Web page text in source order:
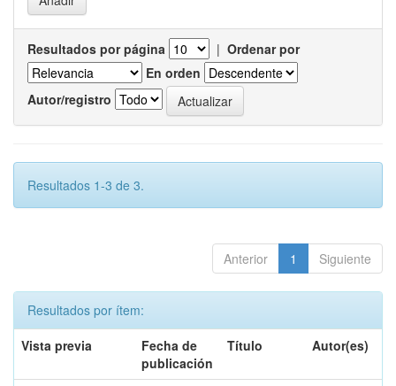
Resultados por página | Ordenar por
En orden
Autor/registro
Resultados 1-3 de 3.
Anterior 1 Siguiente
Resultados por ítem:
Vista previa
Fecha de
publicación
Título Autor(es)